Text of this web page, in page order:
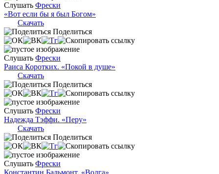
Слушать Фрески
«Вот если бы я был Богом»
Скачать
Поделиться
Слушать Фрески
Раиса Коротких. «Покой в душе»
Скачать
Поделиться
Слушать Фрески
Надежда Тэффи. «Перу»
Скачать
Поделиться
Слушать Фрески
Константин Бальмонт. «Волга»